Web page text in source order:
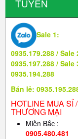
TUYẾN
Sale 1:
0935.179.288 / Sale
0935.197.288 / Sale
0935.194.288
Bán lẻ:
HOTLINE MUA SỈ /
THƯƠNG MẠI
Miền Bắc :
0905.480.481